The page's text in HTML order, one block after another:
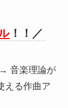
！！／
音楽理論が
える作曲ア